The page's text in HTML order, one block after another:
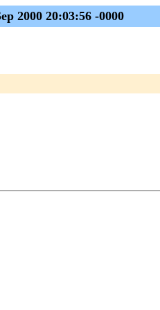
2000 20:03:56 -0000